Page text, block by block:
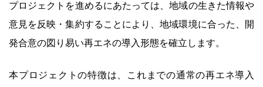
プロジェクトを進めるにあたっては、地域の生きた情報や
意見を反映・集約することにより、地域環境に合った、開
発合意の図り易い再エネの導入形態を確立します。
本プロジェクトの特徴は、これまでの通常の再エネ導入